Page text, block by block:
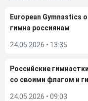
European Gymnastics
гимна россиянам
24.05.2026 • 13:35
Российские
со своими флагом и
24.05.2026 • 09:03